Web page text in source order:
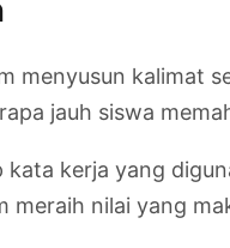
menyusun kalimat
jauh siswa
kerja yang
nilai yang